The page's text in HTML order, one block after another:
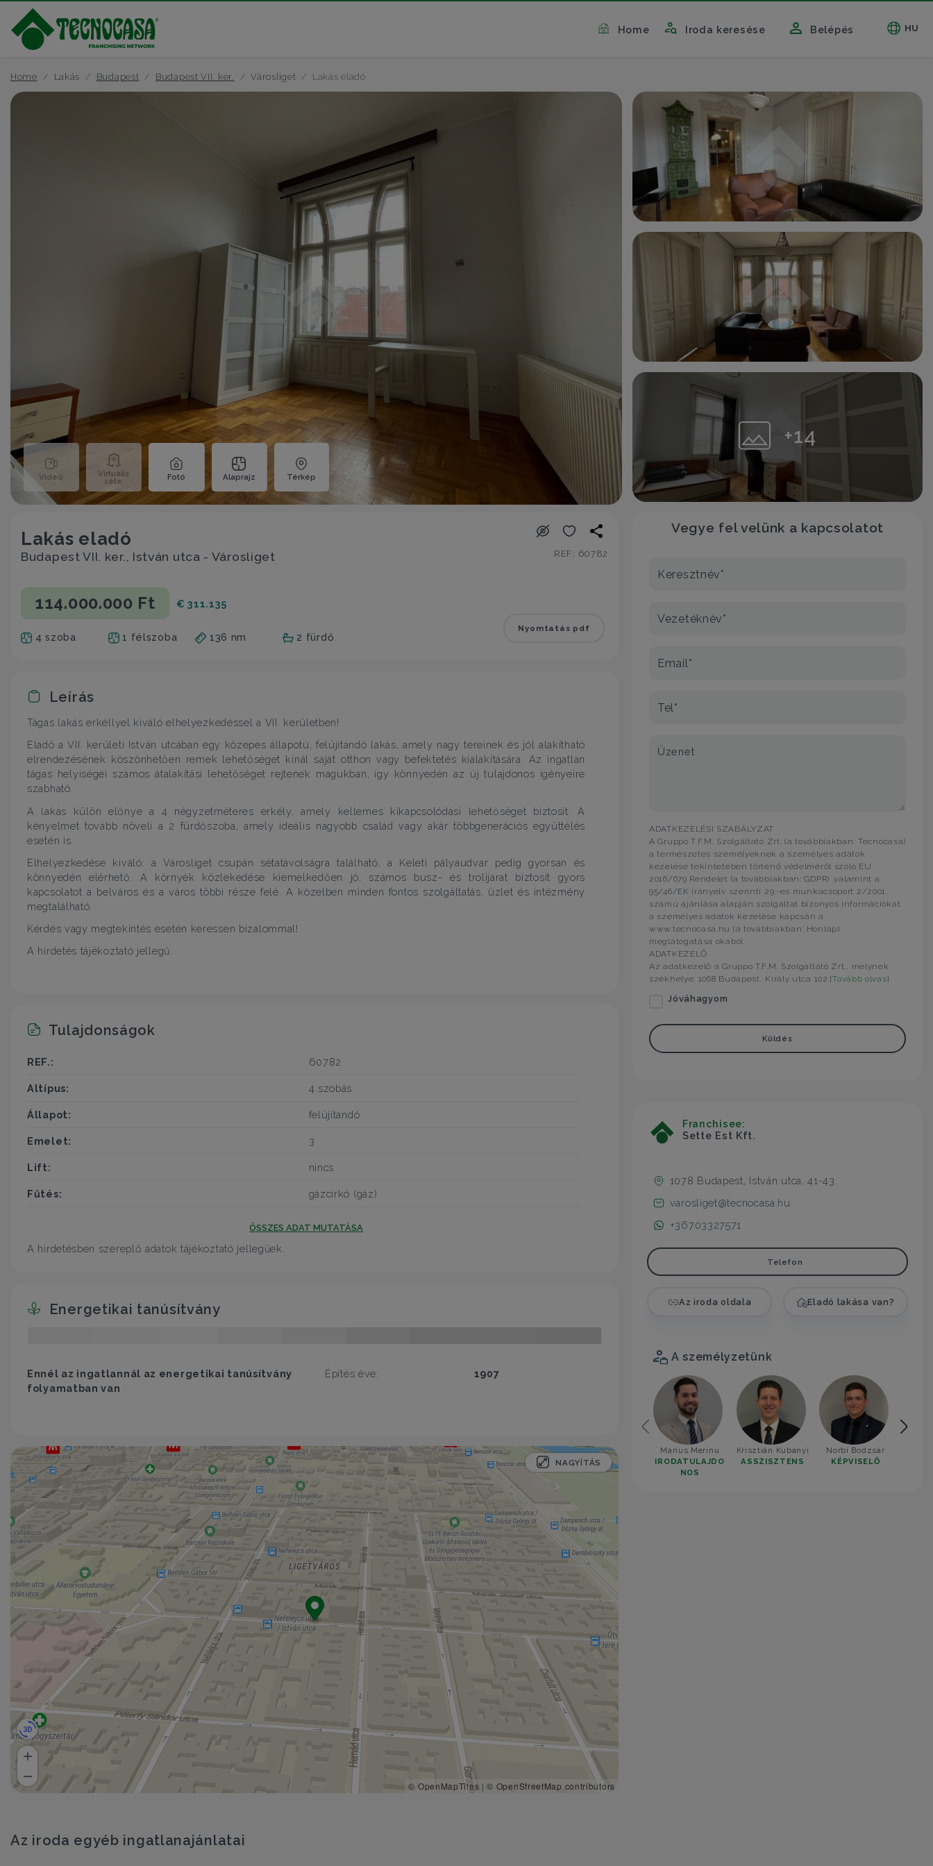
Home Iroda keresése Belépés HU
Home Lakás Budapest Budapest VII. ker. Városliget Lakás eladó
Videó Virtuális
séta; Fotó Alaprajz Térkép
+14
Lakás eladó
Budapest VII. ker., István utca - Városliget REF: 60782
114.000.000 Ft € 311.135
4 szoba 1 félszoba 136 nm 2 fürdő
Nyomtatás pdf
Leírás
Tágas lakás erkéllyel kiváló elhelyezkedéssel a VII. kerületben!
Eladó a VII. kerületi István utcában egy közepes állapotú, felújítandó lakás, amely nagy tereinek és jól alakítható
elrendezésének köszönhetően remek lehetőséget kínál saját otthon vagy befektetés kialakítására. Az ingatlan
tágas helyiségei számos átalakítási lehetőséget rejtenek magukban, így könnyedén az új tulajdonos igényeire
szabható.
A lakás külön előnye a 4 négyzetméteres erkély, amely kellemes kikapcsolódási lehetőséget biztosít. A
kényelmet tovább növeli a 2 fürdőszoba, amely ideális nagyobb család vagy akár többgenerációs együttélés
esetén is.
Elhelyezkedése kiváló: a Városliget csupán sétatávolságra található, a Keleti pályaudvar pedig gyorsan és
könnyedén elérhető. A környék közlekedése kiemelkedően jó, számos busz- és trolijárat biztosít gyors
kapcsolatot a belváros és a város többi része felé. A közelben minden fontos szolgáltatás, üzlet és intézmény
megtalálható.
Kérdés vagy megtekintés esetén keressen bizalommal!
A hirdetés tájékoztató jellegű.
Tulajdonságok
REF.: 60782
Altípus: 4 szobás
Állapot: felújítandó
Emelet: 3
Lift: nincs
Fűtés: gázcirkó (gáz)
ÖSSZES ADAT MUTATÁSA
A hirdetésben szereplő adatok tájékoztató jellegűek.
Energetikai tanúsítvány
Ennél az ingatlannál az energetikai tanúsítvány
folyamatban van
Építés éve: 1907
NAGYÍTÁS
© OpenMapTiles |© OpenStreetMap contributors
Az iroda egyéb ingatlanajánlatai
Vegye fel velünk a kapcsolatot
Keresztnév*
Vezetéknév*
Email*
Tel*
Üzenet
ADATKEZELÉSI SZABÁLYZAT
A Gruppo T.F.M. Szolgáltató Zrt. (a továbbiakban: Tecnocasa)
a természetes személyeknek a személyes adatok
kezelése tekintetében történő védelméről szóló EU
2016/679 Rendelet (a továbbiakban: GDPR) ,valamint a
95/46/EK irányelv szerinti 29.-es munkacsoport 2/2001.
számú ajánlása alapján szolgáltat bizonyos információkat
a személyes adatok kezelése kapcsán a
www.tecnocasa.hu (a továbbiakban: Honlap)
meglátogatása okából.
ADATKEZELŐ
Az adatkezelő a Gruppo T.F.M. Szolgáltató Zrt., melynek
székhelye: 1068 Budapest, Király utca 102.[Tovább olvas]
Jóváhagyom
Küldés
Franchisee:
Sette Est Kft.
1078 Budapest, István utca, 41-43.
varosliget@tecnocasa.hu
+36703327571
Telefon
Az iroda oldala Eladó lakása van?
A személyzetünk
Marius Merinu
IRODATULAJDO
NOS
Krisztián Kubányi
ASSZISZTENS
Norbi Bodzsár
KÉPVISELŐ